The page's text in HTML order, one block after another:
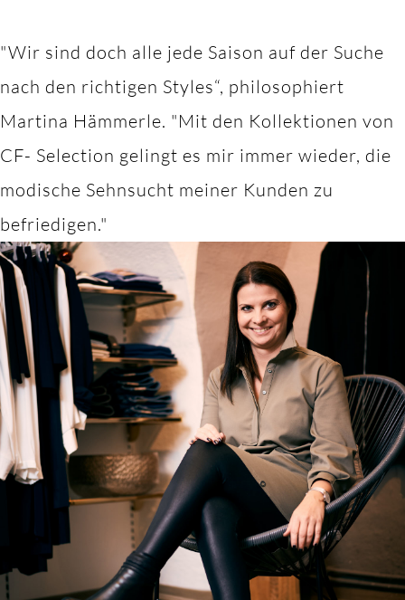
"Wir sind doch alle jede Saison auf der Suche
nach den richtigen Styles“, philosophiert
Martina Hämmerle. "Mit den Kollektionen von
CF- Selection gelingt es mir immer wieder, die
modische Sehnsucht meiner Kunden zu
befriedigen."